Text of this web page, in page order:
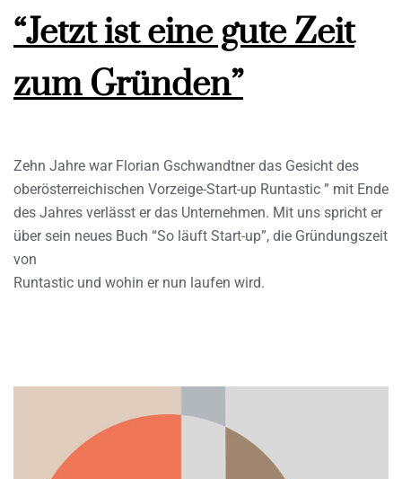
“Jetzt ist eine gute Zeit
zum Gründen”
Zehn Jahre war Florian Gschwandtner das Gesicht des
oberösterreichischen Vorzeige-Start-up Runtastic ” mit Ende
des Jahres verlässt er das Unternehmen. Mit uns spricht er
über sein neues Buch “So läuft Start-up”, die Gründungszeit
von
Runtastic und wohin er nun laufen wird.